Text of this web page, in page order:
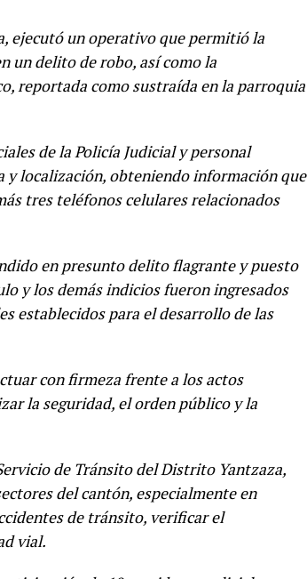
ejecutó un operativo que permitió la
un delito de robo, así como la
reportada como sustraída en la parroquia
de la Policía Judicial y personal
localización, obteniendo información que
tres teléfonos celulares relacionados
en presunto delito flagrante y puesto
y los demás indicios fueron ingresados
establecidos para el desarrollo de las
con firmeza frente a los actos
la seguridad, el orden público y la
de Tránsito del Distrito Yantzaza,
del cantón, especialmente en
de tránsito, verificar el
vial.